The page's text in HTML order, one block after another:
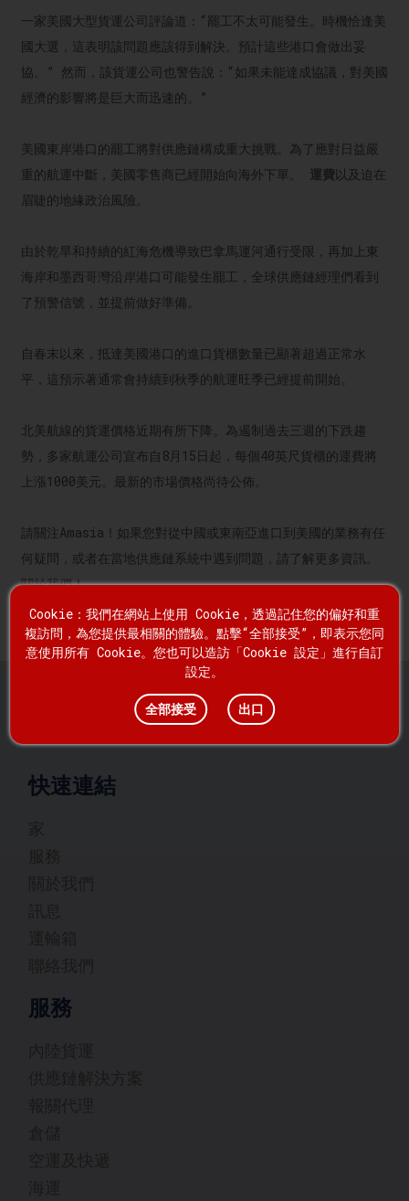
一家美國大型貨運公司評論道：“罷工不太可能發生。時機恰逢美
國大選，這表明該問題應該得到解決。預計這些港口會做出妥
協。” 然而，該貨運公司也警告說：“如果未能達成協議，對美國
經濟的影響將是巨大而迅速的。”
美國東岸港口的罷工將對供應鏈構成重大挑戰。為了應對日益嚴
重的航運中斷，美國零售商已經開始向海外下單。 運費以及迫在
眉睫的地緣政治風險。
由於乾旱和持續的紅海危機導致巴拿馬運河通行受限，再加上東
海岸和墨西哥灣沿岸港口可能發生罷工，全球供應鏈經理們看到
了預警信號，並提前做好準備。
自春末以來，抵達美國港口的進口貨櫃數量已顯著超過正常水
平，這預示著通常會持續到秋季的航運旺季已經提前開始。
北美航線的貨運價格近期有所下降。為遏制過去三週的下跌趨
勢，多家航運公司宣布自8月15日起，每個40英尺貨櫃的運費將
上漲1000美元。最新的市場價格尚待公佈。
請關注Amasia！如果您對從中國或東南亞進口到美國的業務有任
何疑問，或者在當地供應鏈系統中遇到問題，請了解更多資訊。
關於我們！
快速連結
服務
Cookie：我們在網站上使用 Cookie，透過記住您的偏好和重
複訪問，為您提供最相關的體驗。點擊“全部接受”，即表示您同
意使用所有 Cookie。您也可以造訪「Cookie 設定」進行自訂
設定。
全部接受 出口